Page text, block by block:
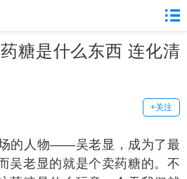
糖是什么东西 连化清
+关注
人物——吴老显，成为了最
吴老显的就是个卖药糖的。不